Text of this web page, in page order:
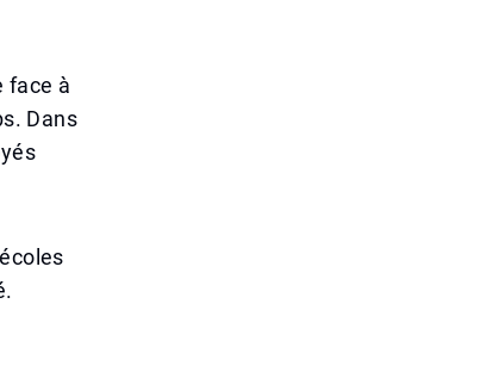
face à
Dans